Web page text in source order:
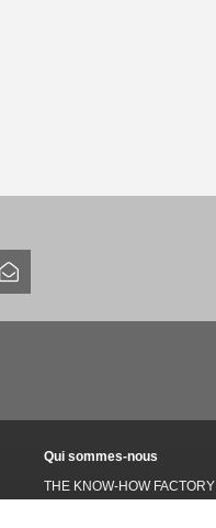
Qui sommes-nous
THE KNOW-HOW FACTORY